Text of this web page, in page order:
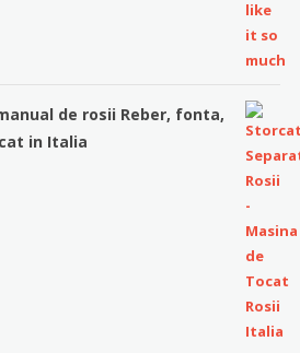
de rosii Reber, fonta,
in Italia